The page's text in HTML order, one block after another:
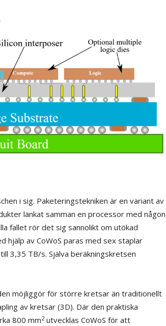
i sig. Paketeringstekniken är en variant av
länkat samman en processor med någon
fallet rör det sig sannolikt om utökad
hjälp av CoWoS paras med sex staplar
3,35 TB/s. Själva beräkningskretsen
möjliggör för större kretsar än traditionellt
av kretsar (3D). Där den praktiska
800 mm2utvecklas CoWoS för att